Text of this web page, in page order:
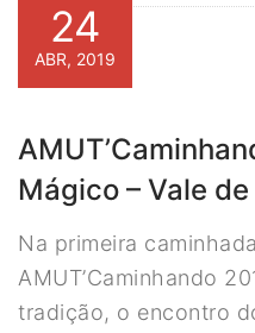
24
ABR, 2019
Mágico – Vale
Na primeira
AMUT’Caminhando
tradição, o encontro